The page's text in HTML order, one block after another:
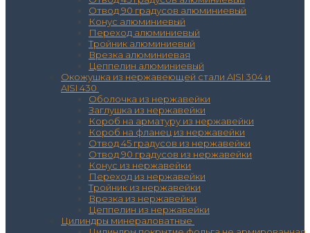
Отвод 90 градусов алюминиевый
Конус алюминиевый
Переход алюминиевый
Тройник алюминиевый
Врезка алюминиевая
Цеппелин алюминиевый
Окожушка из нержавеющей стали AISI 304 и
AISI 430
Оболочка из нержавейки
Заглушка из нержавейки
Короб на арматуру из нержавейки
Короб на фланец из нержавейки
Отвод 45 градусов из нержавейки
Отвод 90 градусов из нержавейки
Конус из нержавейки
Переход из нержавейки
Тройник из нержавейки
Врезка из нержавейки
Цеппелин из нержавейки
Цилиндры минераловатные